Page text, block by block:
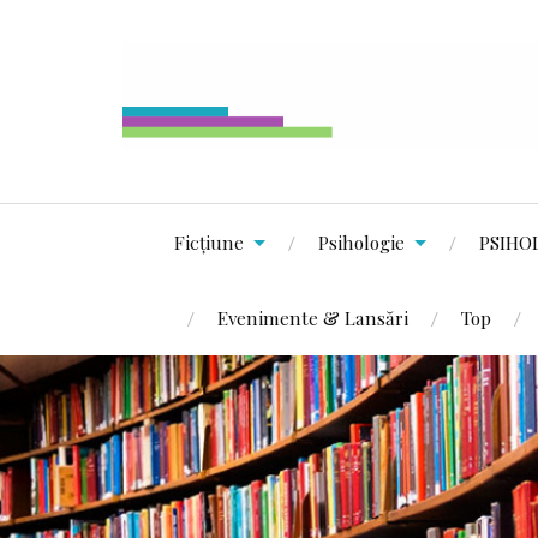
Ficțiune Psihologie
Evenimente & Lansări Top